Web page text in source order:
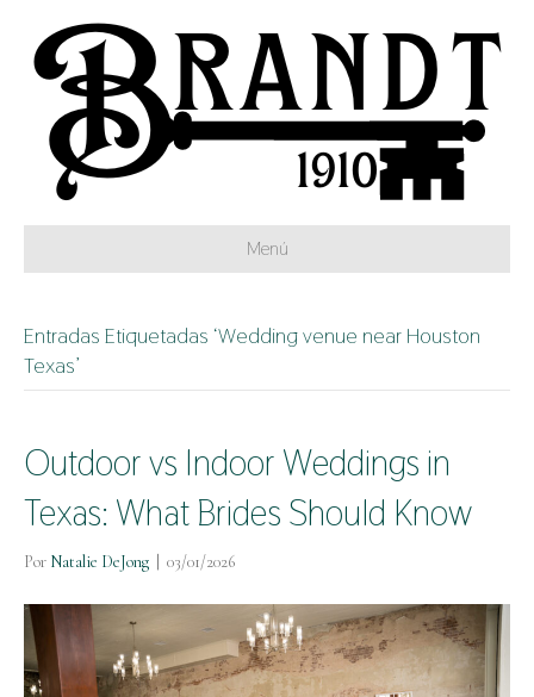
Menú
Entradas Etiquetadas ‘Wedding venue near Houston
Texas’
Outdoor vs Indoor Weddings in
Texas: What Brides Should Know
Por Natalie DeJong 03/01/2026